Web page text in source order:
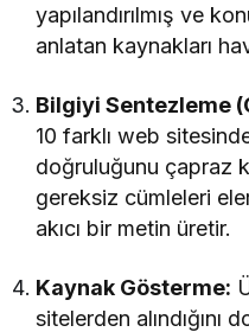
yapılandırılmış ve
anlatan kaynakları
Bilgiyi Sentezleme
10 farklı web
doğruluğunu çapraz
gereksiz cümleleri
akıcı bir metin üretir.
Kaynak Gösterme:
sitelerden alındığını